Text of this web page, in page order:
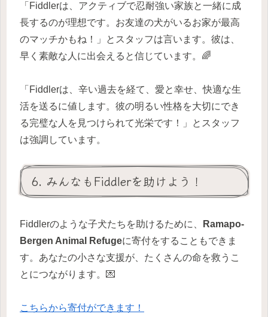
「Fiddlerは、アクティブで忍耐強い家族と一緒に成
長するのが理想です。お友達の犬がいるお家が最高
のマッチかもね！」とスタッフは言います。彼は、
早く素敵な人に出会えると信じています。🌈
「Fiddlerは、辛い過去を経て、愛と幸せ、快適な生
活を送るに値します。彼の明るい性格を大切にでき
る完璧な人を見つけられて光栄です！」とスタッフ
は強調しています。
6. みんなもFiddlerを助けよう！
Fiddlerのような子犬たちを助けるために、
Ramapo-
Bergen Animal Refugeに寄付をすることもできま
す。あなたの小さな支援が、たくさんの命を救うこ
とにつながります。💌
こちらから寄付ができます！